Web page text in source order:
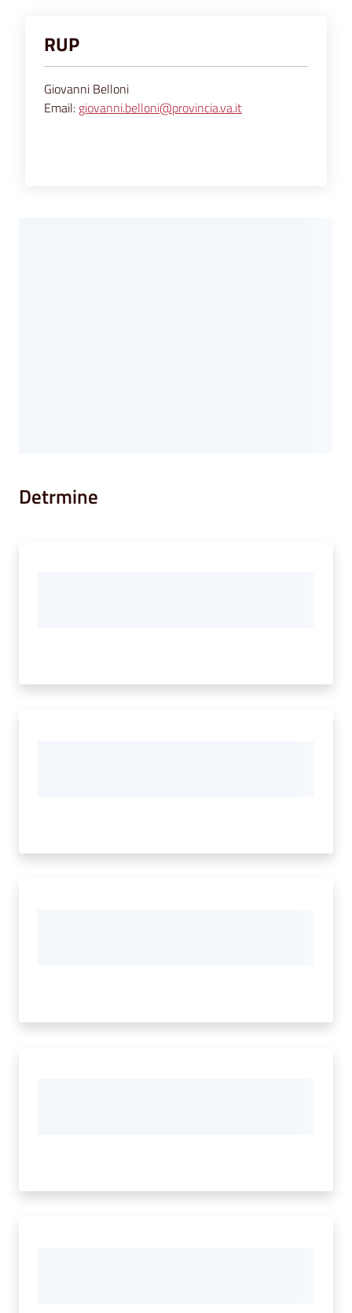
RUP
Giovanni Belloni
Email: giovanni.belloni@provincia.va.it
Detrmine